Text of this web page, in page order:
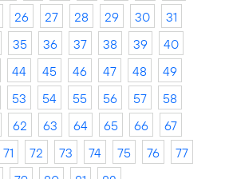
26 27 28 29 30
31
35 36 37 38 39
40
44 45 46 47 48
49
53 54 55 56 57
58
62 63 64 65 66
67
71 72 73 74 75 76
77